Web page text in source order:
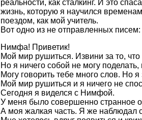
реальности, как сталкинг. И это
жизнь, которую я научился
поездом, как мой учитель.
Вот одно из не отправленных писем:
Нимфа! Приветик!
Мой мир рушиться. Извини за то,
Но я ничего собой не могу
Могу говорить тебе много слов. Но
Мой мир рушиться и я ничего не
Сегодня я виделся с Нимфой.
У меня было совершенно странное
А моя жалкая часть. Я же наблюдал